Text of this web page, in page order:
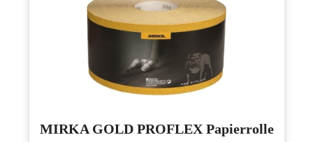
MIRKA GOLD PROFLEX Papierrolle